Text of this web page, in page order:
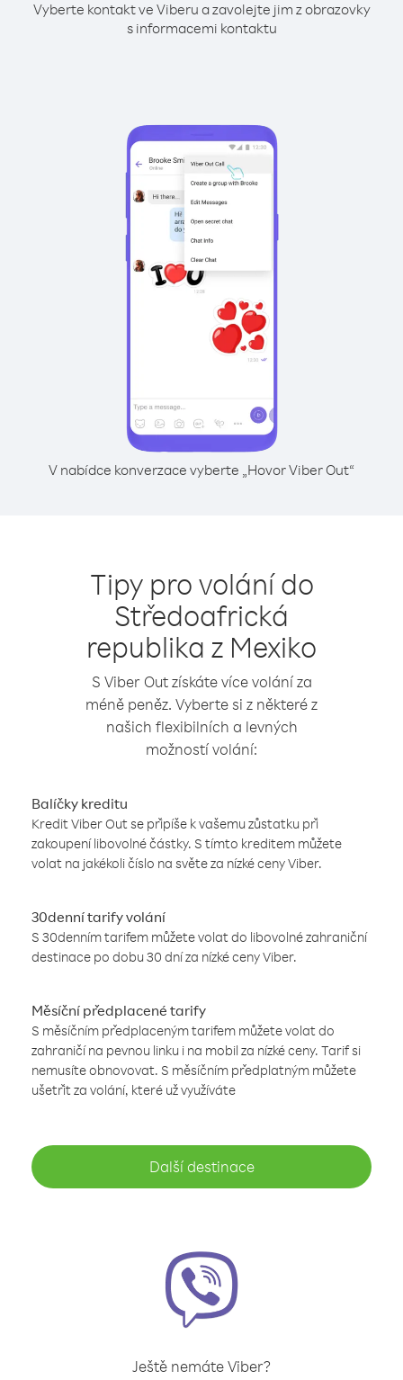
Vyberte kontakt ve Viberu a zavolejte jim z obrazovky
s informacemi kontaktu
V nabídce konverzace vyberte „Hovor Viber Out“
Tipy pro volání do
Středoafrická
republika z Mexiko
S Viber Out získáte více volání za
méně peněz. Vyberte si z některé z
našich flexibilních a levných
možností volání:
Balíčky kreditu
Kredit Viber Out se připíše k vašemu zůstatku při
zakoupení libovolné částky. S tímto kreditem můžete
volat na jakékoli číslo na světe za nízké ceny Viber.
30denní tarify volání
S 30denním tarifem můžete volat do libovolné zahraniční
destinace po dobu 30 dní za nízké ceny Viber.
Měsíční předplacené tarify
S měsíčním předplaceným tarifem můžete volat do
zahraničí na pevnou linku i na mobil za nízké ceny. Tarif si
nemusíte obnovovat. S měsíčním předplatným můžete
ušetřit za volání, které už využíváte
Další destinace
Ještě nemáte Viber?